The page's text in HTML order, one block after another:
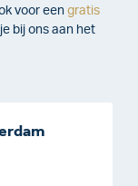
voor een gratis
bij ons aan het